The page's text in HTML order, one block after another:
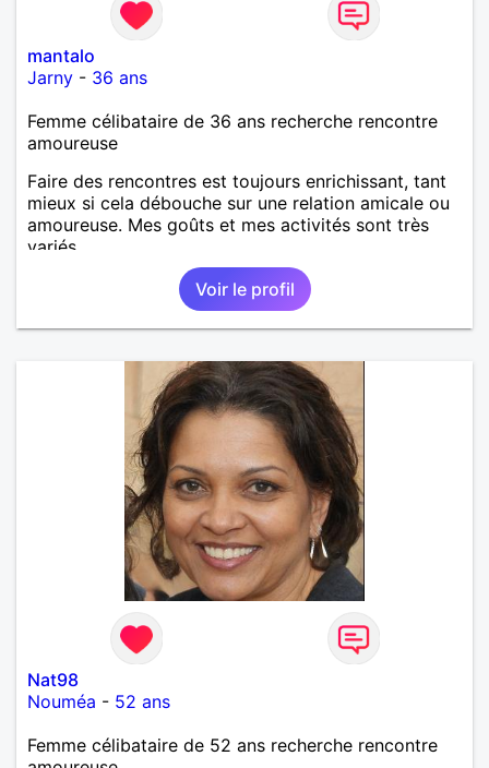
mantalo
Jarny - 36 ans
Femme célibataire de 36 ans recherche rencontre
amoureuse
Faire des rencontres est toujours enrichissant, tant
mieux si cela débouche sur une relation amicale ou
amoureuse. Mes goûts et mes activités sont très
variés.
Voir le profil
Nat98
Nouméa - 52 ans
Femme célibataire de 52 ans recherche rencontre